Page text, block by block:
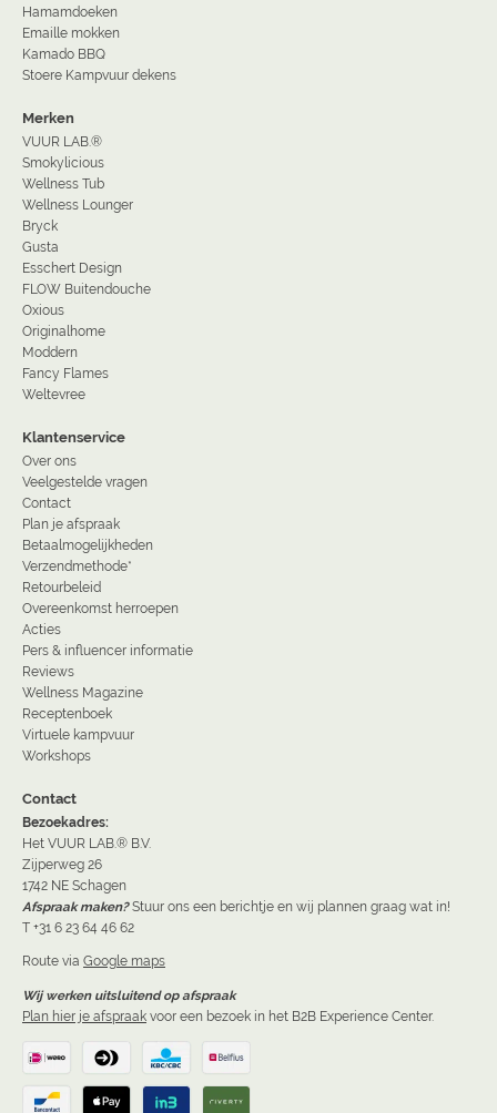
Hamamdoeken
Emaille mokken
Kamado BBQ
Stoere Kampvuur dekens
Merken
VUUR LAB.®
Smokylicious
Wellness Tub
Wellness Lounger
Bryck
Gusta
Esschert Design
FLOW Buitendouche
Oxious
Originalhome
Moddern
Fancy Flames
Weltevree
Klantenservice
Over ons
Veelgestelde vragen
Contact
Plan je afspraak
Betaalmogelijkheden
Verzendmethode*
Retourbeleid
Overeenkomst herroepen
Acties
Pers & influencer informatie
Reviews
Wellness Magazine
Receptenboek
Virtuele kampvuur
Workshops
Contact
Bezoekadres:
Het VUUR LAB.® B.V.
Zijperweg 26
1742 NE Schagen
Afspraak maken? Stuur ons een berichtje en wij plannen graag wat in!
T +31 6 23 64 46 62
Route via Google maps
Wij werken uitsluitend op afspraak
Plan hier je afspraak voor een bezoek in het B2B Experience Center.